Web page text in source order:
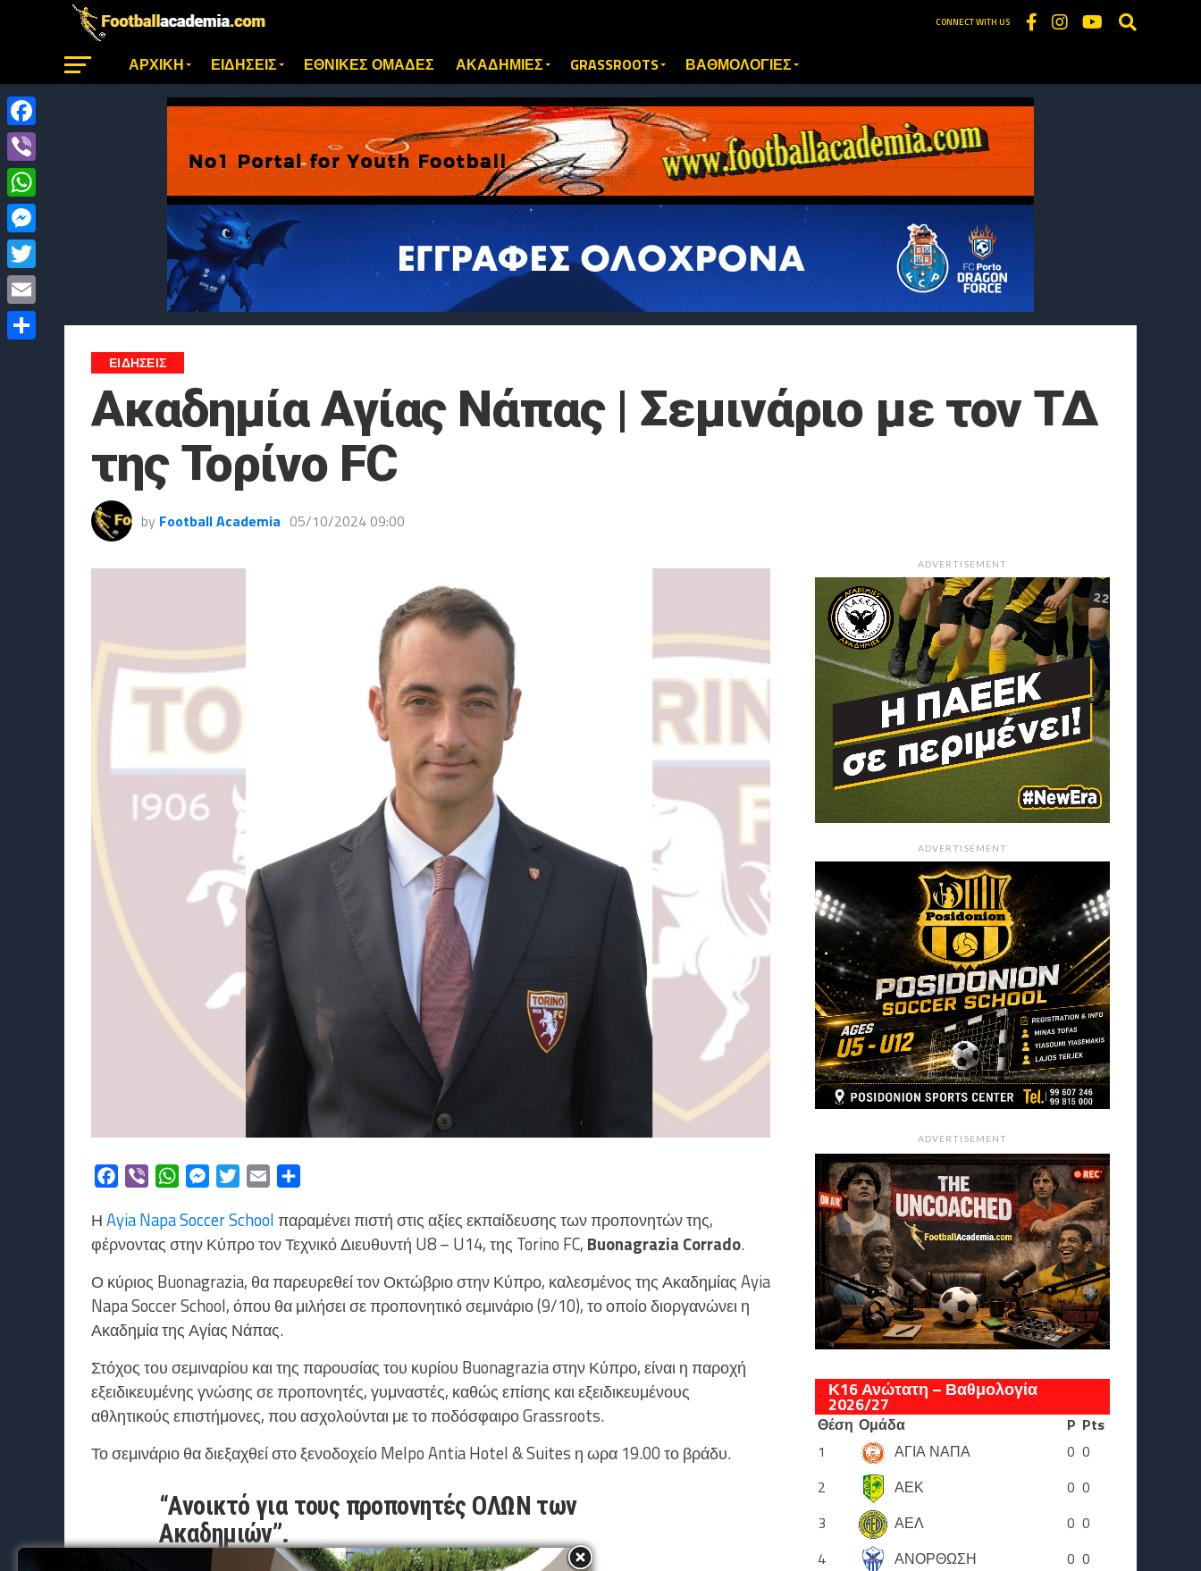
CONNECT WITH US
ΑΡΧΙΚΗ ΕΙΔΗΣΕΙΣ ΕΘΝΙΚΕΣ ΟΜΑΔΕΣ ΑΚΑΔΗΜΙΕΣ GRASSROOTS ΒΑΘΜΟΛΟΓΙΕΣ
ΕΙΔΗΣΕΙΣ
Ακαδημία Αγίας Νάπας | Σεμινάριο με τον ΤΔ
της Τορίνο FC
by Football Academia 05/10/2024 09:00
Facebook
Viber WhatsAppMessengerTwitterEmail
ΗAyia Napa Soccer Schoolπαραμένει πιστή στις αξίες εκπαίδευσης των προπονητών της,
φέρνοντας στην Κύπρο τον Τεχνικό Διευθυντή U8 – U14, της Torino FC, Buonagrazia Corrado.
Ο κύριος Buonagrazia, θα παρευρεθεί τον Οκτώβριο στην Κύπρο, καλεσμένος της Ακαδημίας Ayia
Napa Soccer School, όπου θα μιλήσει σε προπονητικό σεμινάριο (9/10), το οποίο διοργανώνει η
Ακαδημία της Αγίας Νάπας.
Στόχος του σεμιναρίου και της παρουσίας του κυρίου Buonagrazia στην Κύπρο, είναι η παροχή
εξειδικευμένης γνώσης σε προπονητές, γυμναστές, καθώς επίσης και εξειδικευμένους
αθλητικούς επιστήμονες, που ασχολούνται με το ποδόσφαιρο Grassroots.
Το σεμινάριο θα διεξαχθεί στο ξενοδοχείο Melpo Antia Hotel & Suites η ωρα 19.00 το βράδυ.
“Ανοικτό για τους προπονητές ΟΛΩΝ των
Ακαδημιών”.
ADVERTISEMENT
ADVERTISEMENT
ADVERTISEMENT
Κ16 Ανώτατη – Βαθμολογία
2026/27
Θέση Ομάδα P Pts
1
ΑΓΙΑ ΝΑΠΑ 0 0
2
ΑΕΚ 0 0
3
ΑΕΛ 0 0
4
ΑΝΟΡΘΩΣΗ 0 0
Facebook
Viber
WhatsApp
Messenger
Twitter
Email